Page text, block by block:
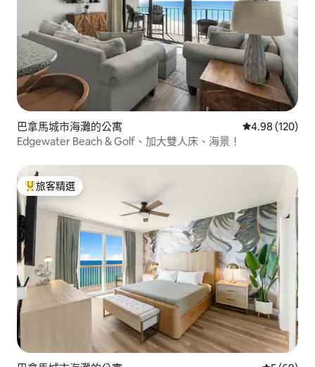
巴拿馬城市海灘的公寓 從 120 則評價
4.98 (120)
Edgewater Beach & Golf、加大雙人床、海景！
旅客精選榜首
旅客精選